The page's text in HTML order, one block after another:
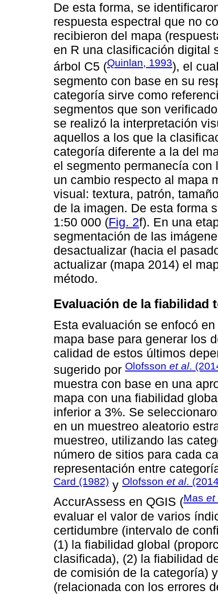
De esta forma, se
respuesta espectral que no
recibieron del mapa
en R una clasificación digital
árbol C5 (Quinlan, 1993), el
segmento con base en su
categoría sirve como
segmentos que son
se realizó la interpretación
aquellos a los que la
categoría diferente a la del
el segmento permanecía
un cambio respecto al mapa
visual: textura, patrón,
de la imagen. De esta forma
1:50 000 (Fig. 2f). En una
segmentación de las
desactualizar (hacia el
actualizar (mapa 2014) el
método.
Evaluación de la fiabilidad
Esta evaluación se enfocó
mapa base para generar los
calidad de estos últimos
sugerido por Olofsson et al.
muestra con base en una
mapa con una fiabilidad
inferior a 3%. Se
en un muestreo aleatorio
muestreo, utilizando las
número de sitios para cada
representación entre
Card (1982) y Olofsson et al.
AccurAssess en QGIS (Mas et
evaluar el valor de varios
certidumbre (intervalo de
(1) la fiabilidad global
clasificada), (2) la fiabilidad
de comisión de la categoría)
(relacionada con los errores